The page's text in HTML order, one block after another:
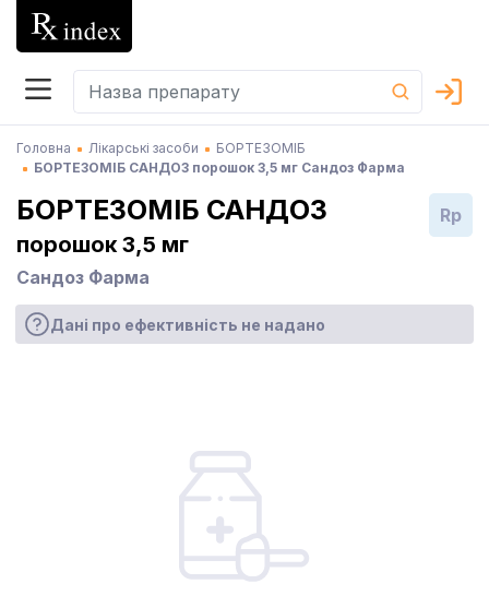
Головна Лікарські засоби
БОРТЕЗОМІБ
БОРТЕЗОМІБ САНДОЗ порошок 3,5 мг Сандоз Фарма
БОРТЕЗОМІБ САНДОЗ
порошок 3,5 мг
Сандоз Фарма
Rp
Дані про ефективність не надано